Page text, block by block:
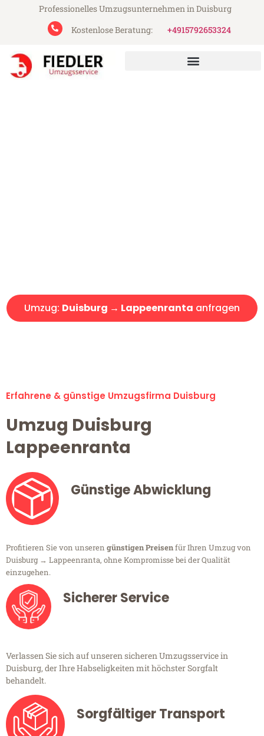
Professionelles Umzugsunternehmen in Duisburg
Kostenlose Beratung:
+4915792653324
Umzug: Duisburg → Lappeenranta anfragen
Erfahrene & günstige Umzugsfirma Duisburg
Umzug Duisburg
Lappeenranta
Günstige Abwicklung
Profitieren Sie von unseren günstigen Preisenfür Ihren Umzug von
Duisburg → Lappeenranta, ohne Kompromisse bei der Qualität
einzugehen.
Sicherer Service
Verlassen Sie sich auf unseren sicheren Umzugsservice in
Duisburg, der Ihre Habseligkeiten mit höchster Sorgfalt
behandelt.
Sorgfältiger Transport